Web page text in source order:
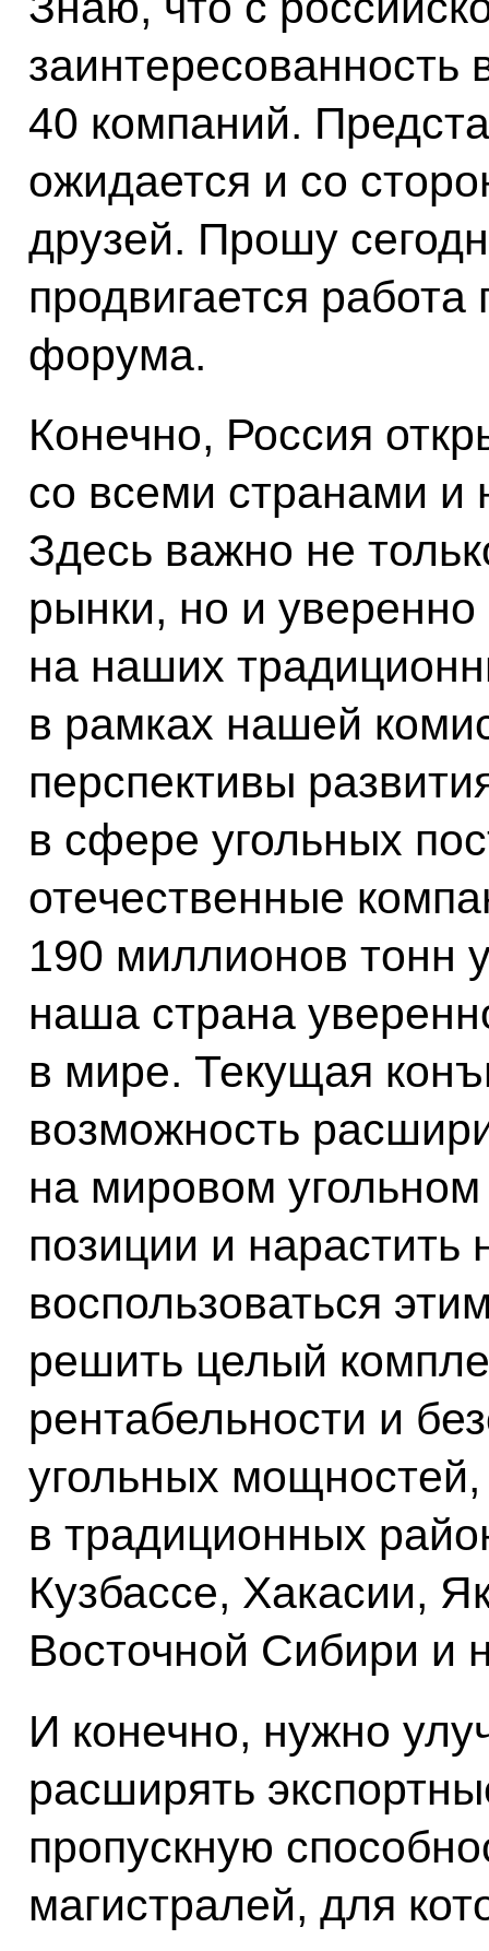
заинтересованность
40 компаний.
ожидается и со
друзей. Прошу
продвигается работа
форума.
Конечно, Россия
со всеми странами и
Здесь важно не
рынки, но и уверенно
на наших
в рамках нашей
перспективы
в сфере угольных
отечественные
190 миллионов тонн
наша страна
в мире. Текущая
возможность
на мировом
позиции и
воспользоваться
решить целый
рентабельности и
угольных
в традиционных
Кузбассе, Хакасии,
Восточной Сибири и
И конечно, нужно
расширять
пропускную
магистралей, для